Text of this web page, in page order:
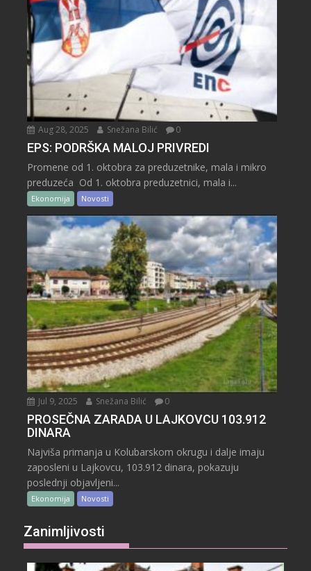
Aug 28, 2025 Snežana Bilić 0
EPS: PODRŠKA MALOJ PRIVREDI
Promene od 1. oktobra za preduzetnike, mala i mikro
preduzeća Od 1. oktobra preduzetnici, mala i...
Ekonomija Novosti
Jul 9, 2025 Snežana Bilić 0
PROSEČNA ZARADA U LAJKOVCU 103.912
DINARA
Najviša primanja u Kolubarskom okrugu i dalje imaju
zaposleni u Lajkovcu, 103.912 dinara, pokazuju
poslednji objavljeni...
Ekonomija Novosti
Zanimljivosti